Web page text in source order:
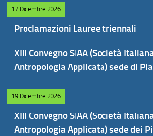
17 Dicembre 2026
Proclamazioni Lauree triennali
XIII Convegno SIAA (Società Italiana
Antropologia Applicata) sede di
19 Dicembre 2026
XIII Convegno SIAA (Società Italiana
Antropologia Applicata) sede dei